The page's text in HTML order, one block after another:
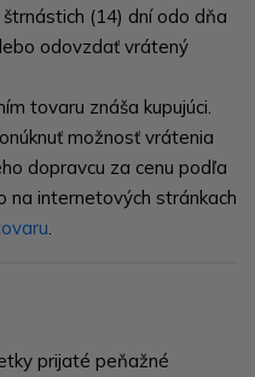
(14) dní odo dňa
odovzdať vrátený
tovaru znáša kupujúci.
možnosť vrátenia
dopravcu za cenu podľa
na internetových stránkach
.
prijaté peňažné